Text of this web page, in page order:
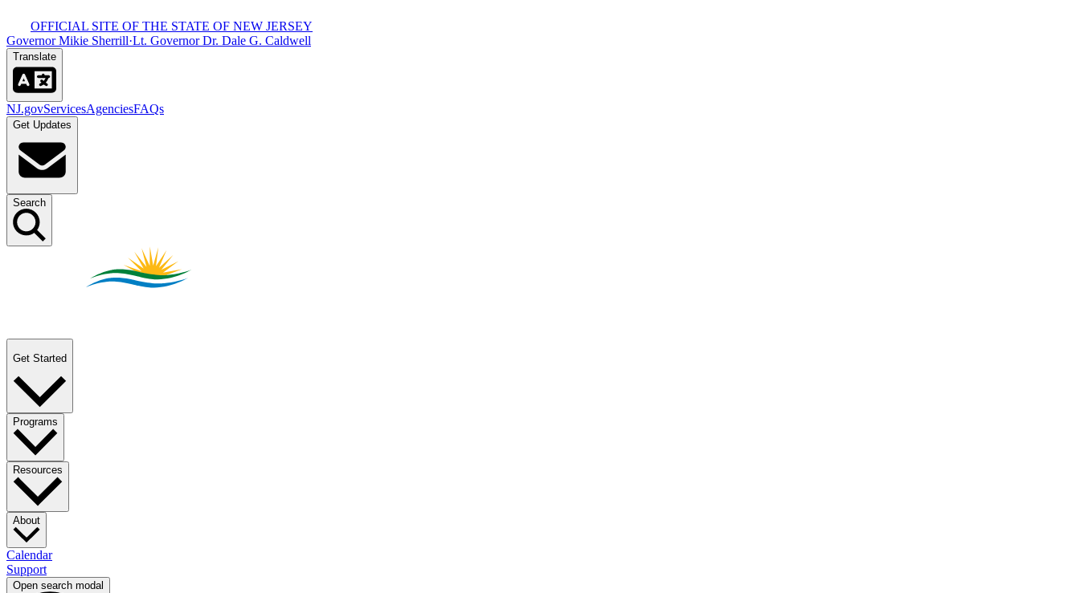
OFFICIAL SITE OF THE STATE OF NEW JERSEY​​​​‌ ‍ ​‍​‍‌‍ ‌ ​‍‌‍‍‌‌‍‌ ‌‍‍‌‌‍ ‍​‍​‍​ ‍‍​‍​‍‌ ​ ‌‍​‌‌‍ ‍‌‍‍‌‌ ‌​‌ ‍‌​‍ ‍‌‍‍‌‌‍ ​‍​‍​‍ ​​‍​‍‌‍‍​‌ ​‍‌‍‌‌‌‍‌‍​‍​‍​ ‍‍​‍​‍‌‍‍​‌ ‌​‌ ‌​‌ ​​​ ‍‍​‍ ​‍ ‌‍ ​‌‍ ‌‍​ ‌‍​‌‌‍ ​‌‍‍​‌‍ ‌ ​ ‌ ‌​​ ‍‍​ ​ ​ ​ ​ ​ ​ ​ ​‍ ‌‍‍‌‌‍ ‍‌ ‌​‌‍‌‌‌‍ ‍‌ ‌​​‍ ‌‍‌‌‌‍‌​‌‍‍‌‌ ‌​​‍ ‌‍ ‌‌‍ ‌‍‌​‌‍‌‌​ ‌‌ ​​‌ ​‍‌‍‌‌‌ ​ ‌‍‌‌‌‍ ‍‌ ‌​‌‍​‌‌ ‌​‌‍‍‌‌‍ ‌‍ ‍​ ‍ ‌‍‍‌‌‍‌​​ ‌‌‍ ‍‌‍‍‍‌​‌ ‌‍ ‌ ‌‍‌​ ​‌‍​‌‌ ‍‌‌‍ ‌ ‌‌‌ ‌​​ ‍ ‌ ‌​‌ ‍‌‌ ​​‌‍‌‌​ ‌‌‍ ‍‌‍‍‍‌‍ ​‌‍​‌‌ ‍‌‌‍ ‌ ‌‌‌ ‌​​ ‍ ‌ ​​‌‍​‌‌ ‌​‌‍‍​​ ‌‌‍‍​‌‍‌‌‌‍​‌‌‍‌​‌‍‌‌‌ ​‍​‍ ‍‌ ​ ‌‍‌‌‌‍​‌‌‍ ​​‍ ‍‌ ‌​‌‍‌‌‌ ‍​‌ ‌​​ ‌‍​‍‌‍​‌‌ ​ ‌‍‌‌‌‌‌‌‌ ​‍‌‍ ​​ ‌‌‍‍​‌ ‌​‌ ‌​‌ ​​​‍‌‌​ ​ ‌​​‌​‍‌‌​ ​‍‌​‌‍​‍‌‌​ ​‍‌​‌‍‌‍ ​‌‍ ‌‍​ ‌‍​‌‌‍ ​‌‍‍​‌‍ ‌ ​ ‌ ‌​​‍‌‌​ ​ ‌​​‌​ ​ ​ ​ ​ ​ ​ ​ ​‍‌‍‌‍‍‌‌‍‌​​ ‌‌‍ ‍‌‍‍‍‌​‌ ‌‍ ‌ ‌‍‌​ ​‌‍​‌‌ ‍‌‌‍ ‌ ‌‌‌ ‌​​‍‌‍‌ ‌​‌ ‍‌‌ ​​‌‍‌‌​ ‌‌‍ ‍‌‍‍‍‌‍ ​‌‍​‌‌ ‍‌‌‍ ‌ ‌‌‌ ‌​​‍‌‍‌ ​​‌‍​‌‌ ‌​‌‍‍​​ ‌‌‍‍​‌‍‌‌‌‍​‌‌‍‌​‌‍‌‌‌ ​‍​‍ ‍‌ ​ ‌‍‌‌‌‍​‌‌‍ ​​‍ ‍‌ ‌​‌‍‌‌‌ ‍​‌ ‌​​‍‌‍‌ ​​‌‍‌‌‌ ​‍‌ ​ ‌ ​​‌‍‌‌‌‍​ ‌ ‌​‌‍‍‌‌ ‌‍‌‍‌‌​ ‌‌ ​​‌ ‌‌‌‍​‍‌‍ ​‌‍‍‌‌ ​ ‌‍‍​‌‍‌‌‌‍‌​​‍​‍‌ ‌
Governor Mikie Sherrill​​​​‌ ‍ ​‍​‍‌‍ ‌ ​‍‌‍‍‌‌‍‌ ‌‍‍‌‌‍ ‍​‍​‍​ ‍‍​‍​‍‌ ​ ‌‍​‌‌‍ ‍‌‍‍‌‌ ‌​‌ ‍‌​‍ ‍‌‍‍‌‌‍ ​‍​‍​‍ ​​‍​‍‌‍‍​‌ ​‍‌‍‌‌‌‍‌‍​‍​‍​ ‍‍​‍​‍‌‍‍​‌ ‌​‌ ‌​‌ ​​​ ‍‍​‍ ​‍ ‌‍ ​‌‍ ‌‍​ ‌‍​‌‌‍ ​‌‍‍​‌‍ ‌ ​ ‌ ‌​​ ‍‍​ ​ ​ ​ ​ ​ ​ ​ ​‍ ‌‍‍‌‌‍ ‍‌ ‌​‌‍‌‌‌‍ ‍‌ ‌​​‍ ‌‍‌‌‌‍‌​‌‍‍‌‌ ‌​​‍ ‌‍ ‌‌‍ ‌‍‌​‌‍‌‌​ ‌‌ ​​‌ ​‍‌‍‌‌‌ ​ ‌‍‌‌‌‍ ‍‌ ‌​‌‍​‌‌ ‌​‌‍‍‌‌‍ ‌‍ ‍​ ‍ ‌‍‍‌‌‍‌​​ ‌‌‍ ‍‌‍‍‍‌​‌ ‌‍ ‌ ‌‍‌​ ​‌‍​‌‌ ‍‌‌‍ ‌ ‌‌‌ ‌​​ ‍ ‌ ‌​‌ ‍‌‌ ​​‌‍‌‌​ ‌‌‍ ‍‌‍‍‍‌‍ ​‌‍​‌‌ ‍‌‌‍ ‌ ‌‌‌ ‌​​ ‍ ‌ ​​‌‍​‌‌ ‌​‌‍‍​​ ‌‌‍‍​‌‍‌‌‌‍​‌‌‍‌​‌‍‌‌‌ ​‍​‍ ‍‌‍ ​‌‍‌‌‌‍​‌‌‍‌​‌‍‌‌‌ ​‍‌ ​ ​‍ ‍‌‍‌ ‌‍ ‌ ‌‍‌‍‌‌‌ ​‍‌‍ ‍‌‍ ‌ ​‍​ ‌‍​‍‌‍​‌‌ ​ ‌‍‌‌‌‌‌‌‌ ​‍‌‍ ​​ ‌‌‍‍​‌ ‌​‌ ‌​‌ ​​​‍‌‌​ ​ ‌​​‌​‍‌‌​ ​‍‌​‌‍​‍‌‌​ ​‍‌​‌‍‌‍ ​‌‍ ‌‍​ ‌‍​‌‌‍ ​‌‍‍​‌‍ ‌ ​ ‌ ‌​​‍‌‌​ ​ ‌​​‌​ ​ ​ ​ ​ ​ ​ ​ ​‍‌‍‌‍‍‌‌‍‌​​ ‌‌‍ ‍‌‍‍‍‌​‌ ‌‍ ‌ ‌‍‌​ ​‌‍​‌‌ ‍‌‌‍ ‌ ‌‌‌ ‌​​‍‌‍‌ ‌​‌ ‍‌‌ ​​‌‍‌‌​ ‌‌‍ ‍‌‍‍‍‌‍ ​‌‍​‌‌ ‍‌‌‍ ‌ ‌‌‌ ‌​​‍‌‍‌ ​​‌‍​‌‌ ‌​‌‍‍​​ ‌‌‍‍​‌‍‌‌‌‍​‌‌‍‌​‌‍‌‌‌ ​‍​‍ ‍‌‍ ​‌‍‌‌‌‍​‌‌‍‌​‌‍‌‌‌ ​‍‌ ​ ​‍ ‍‌‍‌ ‌‍ ‌ ‌‍‌‍‌‌‌ ​‍‌‍ ‍‌‍ ‌ ​‍​‍‌‍‌ ​​‌‍‌‌‌ ​‍‌ ​ ‌ ​​‌‍‌‌‌‍​ ‌ ‌​‌‍‍‌‌ ‌‍‌‍‌‌​ ‌‌ ​​‌ ‌‌‌‍​‍‌‍ ​‌‍‍‌‌ ​ ‌‍‍​‌‍‌‌‌‍‌​​‍​‍‌ ‌·Lt. Governor Dr. Dale G. Caldwell​​​​‌ ‍ ​‍​‍‌‍ ‌ ​‍‌‍‍‌‌‍‌ ‌‍‍‌‌‍ ‍​‍​‍​ ‍‍​‍​‍‌ ​ ‌‍​‌‌‍ ‍‌‍‍‌‌ ‌​‌ ‍‌​‍ ‍‌‍‍‌‌‍ ​‍​‍​‍ ​​‍​‍‌‍‍​‌ ​‍‌‍‌‌‌‍‌‍​‍​‍​ ‍‍​‍​‍‌‍‍​‌ ‌​‌ ‌​‌ ​​​ ‍‍​‍ ​‍ ‌‍ ​‌‍ ‌‍​ ‌‍​‌‌‍ ​‌‍‍​‌‍ ‌ ​ ‌ ‌​​ ‍‍​ ​ ​ ​ ​ ​ ​ ​ ​‍ ‌‍‍‌‌‍ ‍‌ ‌​‌‍‌‌‌‍ ‍‌ ‌​​‍ ‌‍‌‌‌‍‌​‌‍‍‌‌ ‌​​‍ ‌‍ ‌‌‍ ‌‍‌​‌‍‌‌​ ‌‌ ​​‌ ​‍‌‍‌‌‌ ​ ‌‍‌‌‌‍ ‍‌ ‌​‌‍​‌‌ ‌​‌‍‍‌‌‍ ‌‍ ‍​ ‍ ‌‍‍‌‌‍‌​​ ‌‌‍ ‍‌‍‍‍‌​‌ ‌‍ ‌ ‌‍‌​ ​‌‍​‌‌ ‍‌‌‍ ‌ ‌‌‌ ‌​​ ‍ ‌ ‌​‌ ‍‌‌ ​​‌‍‌‌​ ‌‌‍ ‍‌‍‍‍‌‍ ​‌‍​‌‌ ‍‌‌‍ ‌ ‌‌‌ ‌​​ ‍ ‌ ​​‌‍​‌‌ ‌​‌‍‍​​ ‌‌‍‍​‌‍‌‌‌‍​‌‌‍‌​‌‍‌‌‌ ​‍​‍ ‍‌‍ ​‌‍‌‌‌‍​‌‌‍‌​‌‍‌‌‌ ​‍‌ ​ ​‍ ‍‌‍ ​‌ ‌​‌​‌ ‌‍ ‌ ‌‍‌‍‌‌‌ ​‍‌‍ ‍‌‍ ‌ ​‍​ ‌‍​‍‌‍​‌‌ ​ ‌‍‌‌‌‌‌‌‌ ​‍‌‍ ​​ ‌‌‍‍​‌ ‌​‌ ‌​‌ ​​​‍‌‌​ ​ ‌​​‌​‍‌‌​ ​‍‌​‌‍​‍‌‌​ ​‍‌​‌‍‌‍ ​‌‍ ‌‍​ ‌‍​‌‌‍ ​‌‍‍​‌‍ ‌ ​ ‌ ‌​​‍‌‌​ ​ ‌​​‌​ ​ ​ ​ ​ ​ ​ ​ ​‍‌‍‌‍‍‌‌‍‌​​ ‌‌‍ ‍‌‍‍‍‌​‌ ‌‍ ‌ ‌‍‌​ ​‌‍​‌‌ ‍‌‌‍ ‌ ‌‌‌ ‌​​‍‌‍‌ ‌​‌ ‍‌‌ ​​‌‍‌‌​ ‌‌‍ ‍‌‍‍‍‌‍ ​‌‍​‌‌ ‍‌‌‍ ‌ ‌‌‌ ‌​​‍‌‍‌ ​​‌‍​‌‌ ‌​‌‍‍​​ ‌‌‍‍​‌‍‌‌‌‍​‌‌‍‌​‌‍‌‌‌ ​‍​‍ ‍‌‍ ​‌‍‌‌‌‍​‌‌‍‌​‌‍‌‌‌ ​‍‌ ​ ​‍ ‍‌‍ ​‌ ‌​‌​‌ ‌‍ ‌ ‌‍‌‍‌‌‌ ​‍‌‍ ‍‌‍ ‌ ​‍​‍‌‍‌ ​​‌‍‌‌‌ ​‍‌ ​ ‌ ​​‌‍‌‌‌‍​ ‌ ‌​‌‍‍‌‌ ‌‍‌‍‌‌​ ‌‌ ​​‌ ‌‌‌‍​‍‌‍ ​‌‍‍‌‌ ​ ‌‍‍​‌‍‌‌‌‍‌​​‍​‍‌ ‌
Translate​​​​‌ ‍ ​‍​‍‌‍ ‌ ​‍‌‍‍‌‌‍‌ ‌‍‍‌‌‍ ‍​‍​‍​ ‍‍​‍​‍‌ ​ ‌‍​‌‌‍ ‍‌‍‍‌‌ ‌​‌ ‍‌​‍ ‍‌‍‍‌‌‍ ​‍​‍​‍ ​​‍​‍‌‍‍​‌ ​‍‌‍‌‌‌‍‌‍​‍​‍​ ‍‍​‍​‍‌‍‍​‌ ‌​‌ ‌​‌ ​​​ ‍‍​‍ ​‍ ‌‍ ​‌‍ ‌‍​ ‌‍​‌‌‍ ​‌‍‍​‌‍ ‌ ​ ‌ ‌​​ ‍‍​ ​ ​ ​ ​ ​ ​ ​ ​‍ ‌‍‍‌‌‍ ‍‌ ‌​‌‍‌‌‌‍ ‍‌ ‌​​‍ ‌‍‌‌‌‍‌​‌‍‍‌‌ ‌​​‍ ‌‍ ‌‌‍ ‌‍‌​‌‍‌‌​ ‌‌ ​​‌ ​‍‌‍‌‌‌ ​ ‌‍‌‌‌‍ ‍‌ ‌​‌‍​‌‌ ‌​‌‍‍‌‌‍ ‌‍ ‍​ ‍ ‌‍‍‌‌‍‌​​ ‌‌‍ ‍‌‍‍‍‌​‌ ‌‍ ‌ ‌‍‌​ ​‌‍​‌‌ ‍‌‌‍ ‌ ‌‌‌ ‌​​ ‍ ‌ ‌​‌ ‍‌‌ ​​‌‍‌‌​ ‌‌‍ ‍‌‍‍‍‌‍ ​‌‍​‌‌ ‍‌‌‍ ‌ ‌‌‌ ‌​​ ‍ ‌ ​​‌‍​‌‌ ‌​‌‍‍​​ ‌‌‍‍​‌‍‌‌‌‍​‌‌‍‌​‌‍‌‌‌ ​‍​‍ ‍‌ ‌​‌ ​‍‌‍​‌‌‍ ‍‌ ​ ‌‍ ​‌‍​‌‌ ‌​‌‍‍‌‌‍ ‌‍ ‍‌ ​ ​‍ ‍‌‍​‍‌ ‌​‌‍ ‍​ ‌‍​‍‌‍​‌‌ ​ ‌‍‌‌‌‌‌‌‌ ​‍‌‍ ​​ ‌‌‍‍​‌ ‌​‌ ‌​‌ ​​​‍‌‌​ ​ ‌​​‌​‍‌‌​ ​‍‌​‌‍​‍‌‌​ ​‍‌​‌‍‌‍ ​‌‍ ‌‍​ ‌‍​‌‌‍ ​‌‍‍​‌‍ ‌ ​ ‌ ‌​​‍‌‌​ ​ ‌​​‌​ ​ ​ ​ ​ ​ ​ ​ ​‍‌‍‌‍‍‌‌‍‌​​ ‌‌‍ ‍‌‍‍‍‌​‌ ‌‍ ‌ ‌‍‌​ ​‌‍​‌‌ ‍‌‌‍ ‌ ‌‌‌ ‌​​‍‌‍‌ ‌​‌ ‍‌‌ ​​‌‍‌‌​ ‌‌‍ ‍‌‍‍‍‌‍ ​‌‍​‌‌ ‍‌‌‍ ‌ ‌‌‌ ‌​​‍‌‍‌ ​​‌‍​‌‌ ‌​‌‍‍​​ ‌‌‍‍​‌‍‌‌‌‍​‌‌‍‌​‌‍‌‌‌ ​‍​‍ ‍‌ ‌​‌ ​‍‌‍​‌‌‍ ‍‌ ​ ‌‍ ​‌‍​‌‌ ‌​‌‍‍‌‌‍ ‌‍ ‍‌ ​ ​‍ ‍‌‍​‍‌ ‌​‌‍ ‍​‍‌‍‌ ​​‌‍‌‌‌ ​‍‌ ​ ‌ ​​‌‍‌‌‌‍​ ‌ ‌​‌‍‍‌‌ ‌‍‌‍‌‌​ ‌‌ ​​‌ ‌‌‌‍​‍‌‍ ​‌‍‍‌‌ ​ ‌‍‍​‌‍‌‌‌‍‌​​‍​‍‌ ‌
NJ.gov​​​​‌ ‍ ​‍​‍‌‍ ‌ ​‍‌‍‍‌‌‍‌ ‌‍‍‌‌‍ ‍​‍​‍​ ‍‍​‍​‍‌ ​ ‌‍​‌‌‍ ‍‌‍‍‌‌ ‌​‌ ‍‌​‍ ‍‌‍‍‌‌‍ ​‍​‍​‍ ​​‍​‍‌‍‍​‌ ​‍‌‍‌‌‌‍‌‍​‍​‍​ ‍‍​‍​‍‌‍‍​‌ ‌​‌ ‌​‌ ​​​ ‍‍​‍ ​‍ ‌‍ ​‌‍ ‌‍​ ‌‍​‌‌‍ ​‌‍‍​‌‍ ‌ ​ ‌ ‌​​ ‍‍​ ​ ​ ​ ​ ​ ​ ​ ​‍ ‌‍‍‌‌‍ ‍‌ ‌​‌‍‌‌‌‍ ‍‌ ‌​​‍ ‌‍‌‌‌‍‌​‌‍‍‌‌ ‌​​‍ ‌‍ ‌‌‍ ‌‍‌​‌‍‌‌​ ‌‌ ​​‌ ​‍‌‍‌‌‌ ​ ‌‍‌‌‌‍ ‍‌ ‌​‌‍​‌‌ ‌​‌‍‍‌‌‍ ‌‍ ‍​ ‍ ‌‍‍‌‌‍‌​​ ‌‌‍ ‍‌‍‍‍‌​‌ ‌‍ ‌ ‌‍‌​ ​‌‍​‌‌ ‍‌‌‍ ‌ ‌‌‌ ‌​​ ‍ ‌ ‌​‌ ‍‌‌ ​​‌‍‌‌​ ‌‌‍ ‍‌‍‍‍‌‍ ​‌‍​‌‌ ‍‌‌‍ ‌ ‌‌‌ ‌​​ ‍ ‌ ​​‌‍​‌‌ ‌​‌‍‍​​ ‌‌‍‍​‌‍‌‌‌‍​‌‌‍‌​‌‍‌‌‌ ​‍​‍ ‍‌‍ ​‌‍‍‌‌‍ ‍‌‍‍ ‌ ​ ​‍‌‌​ ‌‌‌​​‍‌‌ ‌‍‍ ‌‍‌‌‌ ‍‌​‍‌‌​ ​ ‌​‌​​‍‌‌​ ​ ‌​‌​​‍‌‌​ ​‍​ ​‍​ ​‍‌‍‌‍‌‍​ ‌‍​ ​ ​ ‌‍​‍​ ‍​‌‍‌‌​ ​​​ ​ ‌‍​‍​ ​​​‍‌‌​ ​‍​ ​‍​‍‌‌​ ‌‌‌​‌​​‍ ‍‌ ‌​‌‍‌‌‌ ‍​‌ ‌​​ ‌‍​‍‌‍​‌‌ ​ ‌‍‌‌‌‌‌‌‌ ​‍‌‍ ​​ ‌‌‍‍​‌ ‌​‌ ‌​‌ ​​​‍‌‌​ ​ ‌​​‌​‍‌‌​ ​‍‌​‌‍​‍‌‌​ ​‍‌​‌‍‌‍ ​‌‍ ‌‍​ ‌‍​‌‌‍ ​‌‍‍​‌‍ ‌ ​ ‌ ‌​​‍‌‌​ ​ ‌​​‌​ ​ ​ ​ ​ ​ ​ ​ ​‍‌‍‌‍‍‌‌‍‌​​ ‌‌‍ ‍‌‍‍‍‌​‌ ‌‍ ‌ ‌‍‌​ ​‌‍​‌‌ ‍‌‌‍ ‌ ‌‌‌ ‌​​‍‌‍‌ ‌​‌ ‍‌‌ ​​‌‍‌‌​ ‌‌‍ ‍‌‍‍‍‌‍ ​‌‍​‌‌ ‍‌‌‍ ‌ ‌‌‌ ‌​​‍‌‍‌ ​​‌‍​‌‌ ‌​‌‍‍​​ ‌‌‍‍​‌‍‌‌‌‍​‌‌‍‌​‌‍‌‌‌ ​‍​‍ ‍‌‍ ​‌‍‍‌‌‍ ‍‌‍‍ ‌ ​ ​‍‌‌​ ‌‌‌​​‍‌‌ ‌‍‍ ‌‍‌‌‌ ‍‌​‍‌‌​ ​ ‌​‌​​‍‌‌​ ​ ‌​‌​​‍‌‌​ ​‍​ ​‍​ ​‍‌‍‌‍‌‍​ ‌‍​ ​ ​ ‌‍​‍​ ‍​‌‍‌‌​ ​​​ ​ ‌‍​‍​ ​​​‍‌‌​ ​‍​ ​‍​‍‌‌​ ‌‌‌​‌​​‍ ‍‌ ‌​‌‍‌‌‌ ‍​‌ ‌​​‍‌‍‌ ​​‌‍‌‌‌ ​‍‌ ​ ‌ ​​‌‍‌‌‌‍​ ‌ ‌​‌‍‍‌‌ ‌‍‌‍‌‌​ ‌‌ ​​‌ ‌‌‌‍​‍‌‍ ​‌‍‍‌‌ ​ ‌‍‍​‌‍‌‌‌‍‌​​‍​‍‌ ‌Services​​​​‌ ‍ ​‍​‍‌‍ ‌ ​‍‌‍‍‌‌‍‌ ‌‍‍‌‌‍ ‍​‍​‍​ ‍‍​‍​‍‌ ​ ‌‍​‌‌‍ ‍‌‍‍‌‌ ‌​‌ ‍‌​‍ ‍‌‍‍‌‌‍ ​‍​‍​‍ ​​‍​‍‌‍‍​‌ ​‍‌‍‌‌‌‍‌‍​‍​‍​ ‍‍​‍​‍‌‍‍​‌ ‌​‌ ‌​‌ ​​​ ‍‍​‍ ​‍ ‌‍ ​‌‍ ‌‍​ ‌‍​‌‌‍ ​‌‍‍​‌‍ ‌ ​ ‌ ‌​​ ‍‍​ ​ ​ ​ ​ ​ ​ ​ ​‍ ‌‍‍‌‌‍ ‍‌ ‌​‌‍‌‌‌‍ ‍‌ ‌​​‍ ‌‍‌‌‌‍‌​‌‍‍‌‌ ‌​​‍ ‌‍ ‌‌‍ ‌‍‌​‌‍‌‌​ ‌‌ ​​‌ ​‍‌‍‌‌‌ ​ ‌‍‌‌‌‍ ‍‌ ‌​‌‍​‌‌ ‌​‌‍‍‌‌‍ ‌‍ ‍​ ‍ ‌‍‍‌‌‍‌​​ ‌‌‍ ‍‌‍‍‍‌​‌ ‌‍ ‌ ‌‍‌​ ​‌‍​‌‌ ‍‌‌‍ ‌ ‌‌‌ ‌​​ ‍ ‌ ‌​‌ ‍‌‌ ​​‌‍‌‌​ ‌‌‍ ‍‌‍‍‍‌‍ ​‌‍​‌‌ ‍‌‌‍ ‌ ‌‌‌ ‌​​ ‍ ‌ ​​‌‍​‌‌ ‌​‌‍‍​​ ‌‌‍‍​‌‍‌‌‌‍​‌‌‍‌​‌‍‌‌‌ ​‍​‍ ‍‌‍ ​‌‍‍‌‌‍ ‍‌‍‍ ‌ ​ ​‍‌‌​ ‌‌‌​​‍‌‌ ‌‍‍ ‌‍‌‌‌ ‍‌​‍‌‌​ ​ ‌​‌​​‍‌‌​ ​ ‌​‌​​‍‌‌​ ​‍​ ​‍​ ​‍​ ‍​​ ‌ ​ ‍‌​ ​‍‌‍​ ‌‍​ ‌‍‌‍​ ​ ​ ‌ ​ ‌​​ ‌​​‍‌‌​ ​‍​ ​‍​‍‌‌​ ‌‌‌​‌​​‍ ‍‌ ‌​‌‍‌‌‌ ‍​‌ ‌​​ ‌‍​‍‌‍​‌‌ ​ ‌‍‌‌‌‌‌‌‌ ​‍‌‍ ​​ ‌‌‍‍​‌ ‌​‌ ‌​‌ ​​​‍‌‌​ ​ ‌​​‌​‍‌‌​ ​‍‌​‌‍​‍‌‌​ ​‍‌​‌‍‌‍ ​‌‍ ‌‍​ ‌‍​‌‌‍ ​‌‍‍​‌‍ ‌ ​ ‌ ‌​​‍‌‌​ ​ ‌​​‌​ ​ ​ ​ ​ ​ ​ ​ ​‍‌‍‌‍‍‌‌‍‌​​ ‌‌‍ ‍‌‍‍‍‌​‌ ‌‍ ‌ ‌‍‌​ ​‌‍​‌‌ ‍‌‌‍ ‌ ‌‌‌ ‌​​‍‌‍‌ ‌​‌ ‍‌‌ ​​‌‍‌‌​ ‌‌‍ ‍‌‍‍‍‌‍ ​‌‍​‌‌ ‍‌‌‍ ‌ ‌‌‌ ‌​​‍‌‍‌ ​​‌‍​‌‌ ‌​‌‍‍​​ ‌‌‍‍​‌‍‌‌‌‍​‌‌‍‌​‌‍‌‌‌ ​‍​‍ ‍‌‍ ​‌‍‍‌‌‍ ‍‌‍‍ ‌ ​ ​‍‌‌​ ‌‌‌​​‍‌‌ ‌‍‍ ‌‍‌‌‌ ‍‌​‍‌‌​ ​ ‌​‌​​‍‌‌​ ​ ‌​‌​​‍‌‌​ ​‍​ ​‍​ ​‍​ ‍​​ ‌ ​ ‍‌​ ​‍‌‍​ ‌‍​ ‌‍‌‍​ ​ ​ ‌ ​ ‌​​ ‌​​‍‌‌​ ​‍​ ​‍​‍‌‌​ ‌‌‌​‌​​‍ ‍‌ ‌​‌‍‌‌‌ ‍​‌ ‌​​‍‌‍‌ ​​‌‍‌‌‌ ​‍‌ ​ ‌ ​​‌‍‌‌‌‍​ ‌ ‌​‌‍‍‌‌ ‌‍‌‍‌‌​ ‌‌ ​​‌ ‌‌‌‍​‍‌‍ ​‌‍‍‌‌ ​ ‌‍‍​‌‍‌‌‌‍‌​​‍​‍‌ ‌Agencies​​​​‌ ‍ ​‍​‍‌‍ ‌ ​‍‌‍‍‌‌‍‌ ‌‍‍‌‌‍ ‍​‍​‍​ ‍‍​‍​‍‌ ​ ‌‍​‌‌‍ ‍‌‍‍‌‌ ‌​‌ ‍‌​‍ ‍‌‍‍‌‌‍ ​‍​‍​‍ ​​‍​‍‌‍‍​‌ ​‍‌‍‌‌‌‍‌‍​‍​‍​ ‍‍​‍​‍‌‍‍​‌ ‌​‌ ‌​‌ ​​​ ‍‍​‍ ​‍ ‌‍ ​‌‍ ‌‍​ ‌‍​‌‌‍ ​‌‍‍​‌‍ ‌ ​ ‌ ‌​​ ‍‍​ ​ ​ ​ ​ ​ ​ ​ ​‍ ‌‍‍‌‌‍ ‍‌ ‌​‌‍‌‌‌‍ ‍‌ ‌​​‍ ‌‍‌‌‌‍‌​‌‍‍‌‌ ‌​​‍ ‌‍ ‌‌‍ ‌‍‌​‌‍‌‌​ ‌‌ ​​‌ ​‍‌‍‌‌‌ ​ ‌‍‌‌‌‍ ‍‌ ‌​‌‍​‌‌ ‌​‌‍‍‌‌‍ ‌‍ ‍​ ‍ ‌‍‍‌‌‍‌​​ ‌‌‍ ‍‌‍‍‍‌​‌ ‌‍ ‌ ‌‍‌​ ​‌‍​‌‌ ‍‌‌‍ ‌ ‌‌‌ ‌​​ ‍ ‌ ‌​‌ ‍‌‌ ​​‌‍‌‌​ ‌‌‍ ‍‌‍‍‍‌‍ ​‌‍​‌‌ ‍‌‌‍ ‌ ‌‌‌ ‌​​ ‍ ‌ ​​‌‍​‌‌ ‌​‌‍‍​​ ‌‌‍‍​‌‍‌‌‌‍​‌‌‍‌​‌‍‌‌‌ ​‍​‍ ‍‌‍ ​‌‍‍‌‌‍ ‍‌‍‍ ‌ ​ ​‍‌‌​ ‌‌‌​​‍‌‌ ‌‍‍ ‌‍‌‌‌ ‍‌​‍‌‌​ ​ ‌​‌​​‍‌‌​ ​ ‌​‌​​‍‌‌​ ​‍​ ​‍​ ‌ ‌‍‌​​ ​‌‌‍‌‍​ ​ ​ ​​‌‍​ ‌‍​‍​ ‌ ‌‍‌​​ ‍​​ ​ ​‍‌‌​ ​‍​ ​‍​‍‌‌​ ‌‌‌​‌​​‍ ‍‌ ‌​‌‍‌‌‌ ‍​‌ ‌​​ ‌‍​‍‌‍​‌‌ ​ ‌‍‌‌‌‌‌‌‌ ​‍‌‍ ​​ ‌‌‍‍​‌ ‌​‌ ‌​‌ ​​​‍‌‌​ ​ ‌​​‌​‍‌‌​ ​‍‌​‌‍​‍‌‌​ ​‍‌​‌‍‌‍ ​‌‍ ‌‍​ ‌‍​‌‌‍ ​‌‍‍​‌‍ ‌ ​ ‌ ‌​​‍‌‌​ ​ ‌​​‌​ ​ ​ ​ ​ ​ ​ ​ ​‍‌‍‌‍‍‌‌‍‌​​ ‌‌‍ ‍‌‍‍‍‌​‌ ‌‍ ‌ ‌‍‌​ ​‌‍​‌‌ ‍‌‌‍ ‌ ‌‌‌ ‌​​‍‌‍‌ ‌​‌ ‍‌‌ ​​‌‍‌‌​ ‌‌‍ ‍‌‍‍‍‌‍ ​‌‍​‌‌ ‍‌‌‍ ‌ ‌‌‌ ‌​​‍‌‍‌ ​​‌‍​‌‌ ‌​‌‍‍​​ ‌‌‍‍​‌‍‌‌‌‍​‌‌‍‌​‌‍‌‌‌ ​‍​‍ ‍‌‍ ​‌‍‍‌‌‍ ‍‌‍‍ ‌ ​ ​‍‌‌​ ‌‌‌​​‍‌‌ ‌‍‍ ‌‍‌‌‌ ‍‌​‍‌‌​ ​ ‌​‌​​‍‌‌​ ​ ‌​‌​​‍‌‌​ ​‍​ ​‍​ ‌ ‌‍‌​​ ​‌‌‍‌‍​ ​ ​ ​​‌‍​ ‌‍​‍​ ‌ ‌‍‌​​ ‍​​ ​ ​‍‌‌​ ​‍​ ​‍​‍‌‌​ ‌‌‌​‌​​‍ ‍‌ ‌​‌‍‌‌‌ ‍​‌ ‌​​‍‌‍‌ ​​‌‍‌‌‌ ​‍‌ ​ ‌ ​​‌‍‌‌‌‍​ ‌ ‌​‌‍‍‌‌ ‌‍‌‍‌‌​ ‌‌ ​​‌ ‌‌‌‍​‍‌‍ ​‌‍‍‌‌ ​ ‌‍‍​‌‍‌‌‌‍‌​​‍​‍‌ ‌FAQs​​​​‌ ‍ ​‍​‍‌‍ ‌ ​‍‌‍‍‌‌‍‌ ‌‍‍‌‌‍ ‍​‍​‍​ ‍‍​‍​‍‌ ​ ‌‍​‌‌‍ ‍‌‍‍‌‌ ‌​‌ ‍‌​‍ ‍‌‍‍‌‌‍ ​‍​‍​‍ ​​‍​‍‌‍‍​‌ ​‍‌‍‌‌‌‍‌‍​‍​‍​ ‍‍​‍​‍‌‍‍​‌ ‌​‌ ‌​‌ ​​​ ‍‍​‍ ​‍ ‌‍ ​‌‍ ‌‍​ ‌‍​‌‌‍ ​‌‍‍​‌‍ ‌ ​ ‌ ‌​​ ‍‍​ ​ ​ ​ ​ ​ ​ ​ ​‍ ‌‍‍‌‌‍ ‍‌ ‌​‌‍‌‌‌‍ ‍‌ ‌​​‍ ‌‍‌‌‌‍‌​‌‍‍‌‌ ‌​​‍ ‌‍ ‌‌‍ ‌‍‌​‌‍‌‌​ ‌‌ ​​‌ ​‍‌‍‌‌‌ ​ ‌‍‌‌‌‍ ‍‌ ‌​‌‍​‌‌ ‌​‌‍‍‌‌‍ ‌‍ ‍​ ‍ ‌‍‍‌‌‍‌​​ ‌‌‍ ‍‌‍‍‍‌​‌ ‌‍ ‌ ‌‍‌​ ​‌‍​‌‌ ‍‌‌‍ ‌ ‌‌‌ ‌​​ ‍ ‌ ‌​‌ ‍‌‌ ​​‌‍‌‌​ ‌‌‍ ‍‌‍‍‍‌‍ ​‌‍​‌‌ ‍‌‌‍ ‌ ‌‌‌ ‌​​ ‍ ‌ ​​‌‍​‌‌ ‌​‌‍‍​​ ‌‌‍‍​‌‍‌‌‌‍​‌‌‍‌​‌‍‌‌‌ ​‍​‍ ‍‌‍ ​‌‍‍‌‌‍ ‍‌‍‍ ‌ ​ ​‍‌‌​ ‌‌‌​​‍‌‌ ‌‍‍ ‌‍‌‌‌ ‍‌​‍‌‌​ ​ ‌​‌​​‍‌‌​ ​ ‌​‌​​‍‌‌​ ​‍​ ​‍‌‍​ ​ ‌‍​ ‍​‌‍​ ‌‍​‍​ ​‌​ ​​​ ‌‌‌‍​ ​ ‌‌​ ​‌‌‍​‍​‍‌‌​ ​‍​ ​‍​‍‌‌​ ‌‌‌​‌​​‍ ‍‌ ‌​‌‍‌‌‌ ‍​‌ ‌​​ ‌‍​‍‌‍​‌‌ ​ ‌‍‌‌‌‌‌‌‌ ​‍‌‍ ​​ ‌‌‍‍​‌ ‌​‌ ‌​‌ ​​​‍‌‌​ ​ ‌​​‌​‍‌‌​ ​‍‌​‌‍​‍‌‌​ ​‍‌​‌‍‌‍ ​‌‍ ‌‍​ ‌‍​‌‌‍ ​‌‍‍​‌‍ ‌ ​ ‌ ‌​​‍‌‌​ ​ ‌​​‌​ ​ ​ ​ ​ ​ ​ ​ ​‍‌‍‌‍‍‌‌‍‌​​ ‌‌‍ ‍‌‍‍‍‌​‌ ‌‍ ‌ ‌‍‌​ ​‌‍​‌‌ ‍‌‌‍ ‌ ‌‌‌ ‌​​‍‌‍‌ ‌​‌ ‍‌‌ ​​‌‍‌‌​ ‌‌‍ ‍‌‍‍‍‌‍ ​‌‍​‌‌ ‍‌‌‍ ‌ ‌‌‌ ‌​​‍‌‍‌ ​​‌‍​‌‌ ‌​‌‍‍​​ ‌‌‍‍​‌‍‌‌‌‍​‌‌‍‌​‌‍‌‌‌ ​‍​‍ ‍‌‍ ​‌‍‍‌‌‍ ‍‌‍‍ ‌ ​ ​‍‌‌​ ‌‌‌​​‍‌‌ ‌‍‍ ‌‍‌‌‌ ‍‌​‍‌‌​ ​ ‌​‌​​‍‌‌​ ​ ‌​‌​​‍‌‌​ ​‍​ ​‍‌‍​ ​ ‌‍​ ‍​‌‍​ ‌‍​‍​ ​‌​ ​​​ ‌‌‌‍​ ​ ‌‌​ ​‌‌‍​‍​‍‌‌​ ​‍​ ​‍​‍‌‌​ ‌‌‌​‌​​‍ ‍‌ ‌​‌‍‌‌‌ ‍​‌ ‌​​‍‌‍‌ ​​‌‍‌‌‌ ​‍‌ ​ ‌ ​​‌‍‌‌‌‍​ ‌ ‌​‌‍‍‌‌ ‌‍‌‍‌‌​ ‌‌ ​​‌ ‌‌‌‍​‍‌‍ ​‌‍‍‌‌ ​ ‌‍‍​‌‍‌‌‌‍‌​​‍​‍‌ ‌
Get Updates​​​​‌ ‍ ​‍​‍‌‍ ‌ ​‍‌‍‍‌‌‍‌ ‌‍‍‌‌‍ ‍​‍​‍​ ‍‍​‍​‍‌ ​ ‌‍​‌‌‍ ‍‌‍‍‌‌ ‌​‌ ‍‌​‍ ‍‌‍‍‌‌‍ ​‍​‍​‍ ​​‍​‍‌‍‍​‌ ​‍‌‍‌‌‌‍‌‍​‍​‍​ ‍‍​‍​‍‌‍‍​‌ ‌​‌ ‌​‌ ​​​ ‍‍​‍ ​‍ ‌‍ ​‌‍ ‌‍​ ‌‍​‌‌‍ ​‌‍‍​‌‍ ‌ ​ ‌ ‌​​ ‍‍​ ​ ​ ​ ​ ​ ​ ​ ​‍ ‌‍‍‌‌‍ ‍‌ ‌​‌‍‌‌‌‍ ‍‌ ‌​​‍ ‌‍‌‌‌‍‌​‌‍‍‌‌ ‌​​‍ ‌‍ ‌‌‍ ‌‍‌​‌‍‌‌​ ‌‌ ​​‌ ​‍‌‍‌‌‌ ​ ‌‍‌‌‌‍ ‍‌ ‌​‌‍​‌‌ ‌​‌‍‍‌‌‍ ‌‍ ‍​ ‍ ‌‍‍‌‌‍‌​​ ‌‌‍ ‍‌‍‍‍‌​‌ ‌‍ ‌ ‌‍‌​ ​‌‍​‌‌ ‍‌‌‍ ‌ ‌‌‌ ‌​​ ‍ ‌ ‌​‌ ‍‌‌ ​​‌‍‌‌​ ‌‌‍ ‍‌‍‍‍‌‍ ​‌‍​‌‌ ‍‌‌‍ ‌ ‌‌‌ ‌​​ ‍ ‌ ​​‌‍​‌‌ ‌​‌‍‍​​ ‌‌‍‍​‌‍‌‌‌‍​‌‌‍‌​‌‍‌‌‌ ​‍​‍ ‍‌‍ ‍‌‍‌‌‌ ‌ ‌ ​ ‌‍ ​‌‍‌‌‌ ‌​‌ ‌​‌‍‌‌‌ ​‍​‍ ‍‌‍​‍‌ ‌​‌‍ ‍​ ‌‍​‍‌‍​‌‌ ​ ‌‍‌‌‌‌‌‌‌ ​‍‌‍ ​​ ‌‌‍‍​‌ ‌​‌ ‌​‌ ​​​‍‌‌​ ​ ‌​​‌​‍‌‌​ ​‍‌​‌‍​‍‌‌​ ​‍‌​‌‍‌‍ ​‌‍ ‌‍​ ‌‍​‌‌‍ ​‌‍‍​‌‍ ‌ ​ ‌ ‌​​‍‌‌​ ​ ‌​​‌​ ​ ​ ​ ​ ​ ​ ​ ​‍‌‍‌‍‍‌‌‍‌​​ ‌‌‍ ‍‌‍‍‍‌​‌ ‌‍ ‌ ‌‍‌​ ​‌‍​‌‌ ‍‌‌‍ ‌ ‌‌‌ ‌​​‍‌‍‌ ‌​‌ ‍‌‌ ​​‌‍‌‌​ ‌‌‍ ‍‌‍‍‍‌‍ ​‌‍​‌‌ ‍‌‌‍ ‌ ‌‌‌ ‌​​‍‌‍‌ ​​‌‍​‌‌ ‌​‌‍‍​​ ‌‌‍‍​‌‍‌‌‌‍​‌‌‍‌​‌‍‌‌‌ ​‍​‍ ‍‌‍ ‍‌‍‌‌‌ ‌ ‌ ​ ‌‍ ​‌‍‌‌‌ ‌​‌ ‌​‌‍‌‌‌ ​‍​‍ ‍‌‍​‍‌ ‌​‌‍ ‍​‍‌‍‌ ​​‌‍‌‌‌ ​‍‌ ​ ‌ ​​‌‍‌‌‌‍​ ‌ ‌​‌‍‍‌‌ ‌‍‌‍‌‌​ ‌‌ ​​‌ ‌‌‌‍​‍‌‍ ​‌‍‍‌‌ ​ ‌‍‍​‌‍‌‌‌‍‌​​‍​‍‌ ‌
Search​​​​‌ ‍ ​‍​‍‌‍ ‌ ​‍‌‍‍‌‌‍‌ ‌‍‍‌‌‍ ‍​‍​‍​ ‍‍​‍​‍‌ ​ ‌‍​‌‌‍ ‍‌‍‍‌‌ ‌​‌ ‍‌​‍ ‍‌‍‍‌‌‍ ​‍​‍​‍ ​​‍​‍‌‍‍​‌ ​‍‌‍‌‌‌‍‌‍​‍​‍​ ‍‍​‍​‍‌‍‍​‌ ‌​‌ ‌​‌ ​​​ ‍‍​‍ ​‍ ‌‍ ​‌‍ ‌‍​ ‌‍​‌‌‍ ​‌‍‍​‌‍ ‌ ​ ‌ ‌​​ ‍‍​ ​ ​ ​ ​ ​ ​ ​ ​‍ ‌‍‍‌‌‍ ‍‌ ‌​‌‍‌‌‌‍ ‍‌ ‌​​‍ ‌‍‌‌‌‍‌​‌‍‍‌‌ ‌​​‍ ‌‍ ‌‌‍ ‌‍‌​‌‍‌‌​ ‌‌ ​​‌ ​‍‌‍‌‌‌ ​ ‌‍‌‌‌‍ ‍‌ ‌​‌‍​‌‌ ‌​‌‍‍‌‌‍ ‌‍ ‍​ ‍ ‌‍‍‌‌‍‌​​ ‌‌‍ ‍‌‍‍‍‌​‌ ‌‍ ‌ ‌‍‌​ ​‌‍​‌‌ ‍‌‌‍ ‌ ‌‌‌ ‌​​ ‍ ‌ ‌​‌ ‍‌‌ ​​‌‍‌‌​ ‌‌‍ ‍‌‍‍‍‌‍ ​‌‍​‌‌ ‍‌‌‍ ‌ ‌‌‌ ‌​​ ‍ ‌ ​​‌‍​‌‌ ‌​‌‍‍​​ ‌‌‍‍​‌‍‌‌‌‍​‌‌‍‌​‌‍‌‌‌ ​‍​‍ ‍‌ ​ ‌‍‌‌‌‍​‌‌ ​‍‌‍​ ‌‍‍​​‍ ‍‌‍​‍‌ ‌​‌‍ ‍​ ‌‍​‍‌‍​‌‌ ​ ‌‍‌‌‌‌‌‌‌ ​‍‌‍ ​​ ‌‌‍‍​‌ ‌​‌ ‌​‌ ​​​‍‌‌​ ​ ‌​​‌​‍‌‌​ ​‍‌​‌‍​‍‌‌​ ​‍‌​‌‍‌‍ ​‌‍ ‌‍​ ‌‍​‌‌‍ ​‌‍‍​‌‍ ‌ ​ ‌ ‌​​‍‌‌​ ​ ‌​​‌​ ​ ​ ​ ​ ​ ​ ​ ​‍‌‍‌‍‍‌‌‍‌​​ ‌‌‍ ‍‌‍‍‍‌​‌ ‌‍ ‌ ‌‍‌​ ​‌‍​‌‌ ‍‌‌‍ ‌ ‌‌‌ ‌​​‍‌‍‌ ‌​‌ ‍‌‌ ​​‌‍‌‌​ ‌‌‍ ‍‌‍‍‍‌‍ ​‌‍​‌‌ ‍‌‌‍ ‌ ‌‌‌ ‌​​‍‌‍‌ ​​‌‍​‌‌ ‌​‌‍‍​​ ‌‌‍‍​‌‍‌‌‌‍​‌‌‍‌​‌‍‌‌‌ ​‍​‍ ‍‌ ​ ‌‍‌‌‌‍​‌‌ ​‍‌‍​ ‌‍‍​​‍ ‍‌‍​‍‌ ‌​‌‍ ‍​‍‌‍‌ ​​‌‍‌‌‌ ​‍‌ ​ ‌ ​​‌‍‌‌‌‍​ ‌ ‌​‌‍‍‌‌ ‌‍‌‍‌‌​ ‌‌ ​​‌ ‌‌‌‍​‍‌‍ ​‌‍‍‌‌ ​ ‌‍‍​‌‍‌‌‌‍‌​​‍​‍‌ ‌
Get Started​​​​‌ ‍ ​‍​‍‌‍ ‌ ​‍‌‍‍‌‌‍‌ ‌‍‍‌‌‍ ‍​‍​‍​ ‍‍​‍​‍‌ ​ ‌‍​‌‌‍ ‍‌‍‍‌‌ ‌​‌ ‍‌​‍ ‍‌‍‍‌‌‍ ​‍​‍​‍ ​​‍​‍‌‍‍​‌ ​‍‌‍‌‌‌‍‌‍​‍​‍​ ‍‍​‍​‍‌‍‍​‌ ‌​‌ ‌​‌ ​​​ ‍‍​‍ ​‍ ‌‍ ​‌‍ ‌‍​ ‌‍​‌‌‍ ​‌‍‍​‌‍ ‌ ​ ‌ ‌​​ ‍‍​ ​ ​ ​ ​ ​ ​ ​ ​‍ ‌‍‍‌‌‍ ‍‌ ‌​‌‍‌‌‌‍ ‍‌ ‌​​‍ ‌‍‌‌‌‍‌​‌‍‍‌‌ ‌​​‍ ‌‍ ‌‌‍ ‌‍‌​‌‍‌‌​ ‌‌ ​​‌ ​‍‌‍‌‌‌ ​ ‌‍‌‌‌‍ ‍‌ ‌​‌‍​‌‌ ‌​‌‍‍‌‌‍ ‌‍ ‍​ ‍ ‌‍‍‌‌‍‌​​ ‌‌ ​ ‌‍‍‌‌ ‌​‌‍‌‌‌​‍​‌‍‌‌‌‍​‌‌‍‌​‌‍‌‌‌ ​‍​ ‍ ‌ ‌​‌ ‍‌‌ ​​‌‍‌‌​ ‌‌‍‍​‌‍‌‌‌‍​‌‌‍‌​‌‍‌‌‌ ​‍​ ‍ ‌ ​​‌‍​‌‌ ‌​‌‍‍​​ ‌‌‍‌ ‌‍‌‌‌ ‌​‌‌​ ‌ ‌​‌‍​‌‌ ​‍‌ ‌​‌‍‌‌‌‍‌​‌​ ‌‌‍‌‌‌‍ ‍‌ ‌‌​‍ ‍‌‍​‍‌ ‌​‌‍ ‍‌‌‌​‌‍‌‌‌ ‍​‌ ‌​​ ‌‍​‍‌‍​‌‌ ​ ‌‍‌‌‌‌‌‌‌ ​‍‌‍ ​​ ‌‌‍‍​‌ ‌​‌ ‌​‌ ​​​‍‌‌​ ​ ‌​​‌​‍‌‌​ ​‍‌​‌‍​‍‌‌​ ​‍‌​‌‍‌‍ ​‌‍ ‌‍​ ‌‍​‌‌‍ ​‌‍‍​‌‍ ‌ ​ ‌ ‌​​‍‌‌​ ​ ‌​​‌​ ​ ​ ​ ​ ​ ​ ​ ​‍‌‍‌‍‍‌‌‍‌​​ ‌‌ ​ ‌‍‍‌‌ ‌​‌‍‌‌‌​‍​‌‍‌‌‌‍​‌‌‍‌​‌‍‌‌‌ ​‍​‍‌‍‌ ‌​‌ ‍‌‌ ​​‌‍‌‌​ ‌‌‍‍​‌‍‌‌‌‍​‌‌‍‌​‌‍‌‌‌ ​‍​‍‌‍‌ ​​‌‍​‌‌ ‌​‌‍‍​​ ‌‌‍‌ ‌‍‌‌‌ ‌​‌‌​ ‌ ‌​‌‍​‌‌ ​‍‌ ‌​‌‍‌‌‌‍‌​‌​ ‌‌‍‌‌‌‍ ‍‌ ‌‌​‍ ‍‌‍​‍‌ ‌​‌‍ ‍‌‌‌​‌‍‌‌‌ ‍​‌ ‌​​‍‌‍‌ ​​‌‍‌‌‌ ​‍‌ ​ ‌ ​​‌‍‌‌‌‍​ ‌ ‌​‌‍‍‌‌ ‌‍‌‍‌‌​ ‌‌ ​​‌ ‌‌‌‍​‍‌‍ ​‌‍‍‌‌ ​ ‌‍‍​‌‍‌‌‌‍‌​​‍​‍‌ ‌
Programs​​​​‌ ‍ ​‍​‍‌‍ ‌ ​‍‌‍‍‌‌‍‌ ‌‍‍‌‌‍ ‍​‍​‍​ ‍‍​‍​‍‌ ​ ‌‍​‌‌‍ ‍‌‍‍‌‌ ‌​‌ ‍‌​‍ ‍‌‍‍‌‌‍ ​‍​‍​‍ ​​‍​‍‌‍‍​‌ ​‍‌‍‌‌‌‍‌‍​‍​‍​ ‍‍​‍​‍‌‍‍​‌ ‌​‌ ‌​‌ ​​​ ‍‍​‍ ​‍ ‌‍ ​‌‍ ‌‍​ ‌‍​‌‌‍ ​‌‍‍​‌‍ ‌ ​ ‌ ‌​​ ‍‍​ ​ ​ ​ ​ ​ ​ ​ ​‍ ‌‍‍‌‌‍ ‍‌ ‌​‌‍‌‌‌‍ ‍‌ ‌​​‍ ‌‍‌‌‌‍‌​‌‍‍‌‌ ‌​​‍ ‌‍ ‌‌‍ ‌‍‌​‌‍‌‌​ ‌‌ ​​‌ ​‍‌‍‌‌‌ ​ ‌‍‌‌‌‍ ‍‌ ‌​‌‍​‌‌ ‌​‌‍‍‌‌‍ ‌‍ ‍​ ‍ ‌‍‍‌‌‍‌​​ ‌‌ ​ ‌‍‍‌‌ ‌​‌‍‌‌‌​‍​‌‍‌‌‌‍​‌‌‍‌​‌‍‌‌‌ ​‍​ ‍ ‌ ‌​‌ ‍‌‌ ​​‌‍‌‌​ ‌‌‍‍​‌‍‌‌‌‍​‌‌‍‌​‌‍‌‌‌ ​‍​ ‍ ‌ ​​‌‍​‌‌ ‌​‌‍‍​​ ‌‌‍ ​‌‍‌‌‌‍‌‍‌ ‌​‌​ ‌‌‍‌‌‌‍ ‍‌ ‌‌‌ ​ ​‍‌‌​ ‌‌‌​​‍‌‌ ‌‍‍ ‌‍‌‌‌ ‍‌​‍‌‌​ ​ ‌​‌​​‍‌‌​ ​ ‌​‌​​‍‌‌​ ​‍​ ​‍​ ​ ‌‍‌​​ ‌​​ ​‌‌‍‌‌​ ‌​​ ​​​ ‌​‌‍‌‌‌‍‌​​ ​​​ ​​​‍‌‌​ ​‍​ ​‍​‍‌‌​ ‌‌‌​‌​​‍ ‍‌ ‌​‌‍‌‌‌ ‍​‌ ‌​​ ‌‍​‍‌‍​‌‌ ​ ‌‍‌‌‌‌‌‌‌ ​‍‌‍ ​​ ‌‌‍‍​‌ ‌​‌ ‌​‌ ​​​‍‌‌​ ​ ‌​​‌​‍‌‌​ ​‍‌​‌‍​‍‌‌​ ​‍‌​‌‍‌‍ ​‌‍ ‌‍​ ‌‍​‌‌‍ ​‌‍‍​‌‍ ‌ ​ ‌ ‌​​‍‌‌​ ​ ‌​​‌​ ​ ​ ​ ​ ​ ​ ​ ​‍‌‍‌‍‍‌‌‍‌​​ ‌‌ ​ ‌‍‍‌‌ ‌​‌‍‌‌‌​‍​‌‍‌‌‌‍​‌‌‍‌​‌‍‌‌‌ ​‍​‍‌‍‌ ‌​‌ ‍‌‌ ​​‌‍‌‌​ ‌‌‍‍​‌‍‌‌‌‍​‌‌‍‌​‌‍‌‌‌ ​‍​‍‌‍‌ ​​‌‍​‌‌ ‌​‌‍‍​​ ‌‌‍ ​‌‍‌‌‌‍‌‍‌ ‌​‌​ ‌‌‍‌‌‌‍ ‍‌ ‌‌‌ ​ ​‍‌‌​ ‌‌‌​​‍‌‌ ‌‍‍ ‌‍‌‌‌ ‍‌​‍‌‌​ ​ ‌​‌​​‍‌‌​ ​ ‌​‌​​‍‌‌​ ​‍​ ​‍​ ​ ‌‍‌​​ ‌​​ ​‌‌‍‌‌​ ‌​​ ​​​ ‌​‌‍‌‌‌‍‌​​ ​​​ ​​​‍‌‌​ ​‍​ ​‍​‍‌‌​ ‌‌‌​‌​​‍ ‍‌ ‌​‌‍‌‌‌ ‍​‌ ‌​​‍‌‍‌ ​​‌‍‌‌‌ ​‍‌ ​ ‌ ​​‌‍‌‌‌‍​ ‌ ‌​‌‍‍‌‌ ‌‍‌‍‌‌​ ‌‌ ​​‌ ‌‌‌‍​‍‌‍ ​‌‍‍‌‌ ​ ‌‍‍​‌‍‌‌‌‍‌​​‍​‍‌ ‌
Resources​​​​‌ ‍ ​‍​‍‌‍ ‌ ​‍‌‍‍‌‌‍‌ ‌‍‍‌‌‍ ‍​‍​‍​ ‍‍​‍​‍‌ ​ ‌‍​‌‌‍ ‍‌‍‍‌‌ ‌​‌ ‍‌​‍ ‍‌‍‍‌‌‍ ​‍​‍​‍ ​​‍​‍‌‍‍​‌ ​‍‌‍‌‌‌‍‌‍​‍​‍​ ‍‍​‍​‍‌‍‍​‌ ‌​‌ ‌​‌ ​​​ ‍‍​‍ ​‍ ‌‍ ​‌‍ ‌‍​ ‌‍​‌‌‍ ​‌‍‍​‌‍ ‌ ​ ‌ ‌​​ ‍‍​ ​ ​ ​ ​ ​ ​ ​ ​‍ ‌‍‍‌‌‍ ‍‌ ‌​‌‍‌‌‌‍ ‍‌ ‌​​‍ ‌‍‌‌‌‍‌​‌‍‍‌‌ ‌​​‍ ‌‍ ‌‌‍ ‌‍‌​‌‍‌‌​ ‌‌ ​​‌ ​‍‌‍‌‌‌ ​ ‌‍‌‌‌‍ ‍‌ ‌​‌‍​‌‌ ‌​‌‍‍‌‌‍ ‌‍ ‍​ ‍ ‌‍‍‌‌‍‌​​ ‌‌ ​ ‌‍‍‌‌ ‌​‌‍‌‌‌​‍​‌‍‌‌‌‍​‌‌‍‌​‌‍‌‌‌ ​‍​ ‍ ‌ ‌​‌ ‍‌‌ ​​‌‍‌‌​ ‌‌‍‍​‌‍‌‌‌‍​‌‌‍‌​‌‍‌‌‌ ​‍​ ‍ ‌ ​​‌‍​‌‌ ‌​‌‍‍​​ ‌‌‍ ​‌‍‌‌‌‍‌‍‌ ‌​‌​ ‌‌‍‌‌‌‍ ‍‌ ‌‌‌ ​ ​‍‌‌​ ‌‌‌​​‍‌‌ ‌‍‍ ‌‍‌‌‌ ‍‌​‍‌‌​ ​ ‌​‌​​‍‌‌​ ​ ‌​‌​​‍‌‌​ ​‍​ ​‍‌‍‌‍‌‍‌‍​ ‌​​ ‌‌‌‍‌‌​ ​ ‌‍‌‌‌‍​‌‌‍​ ​ ‍‌‌‍​ ​ ‍‌​‍‌‌​ ​‍​ ​‍​‍‌‌​ ‌‌‌​‌​​‍ ‍‌ ‌​‌‍‌‌‌ ‍​‌ ‌​​ ‌‍​‍‌‍​‌‌ ​ ‌‍‌‌‌‌‌‌‌ ​‍‌‍ ​​ ‌‌‍‍​‌ ‌​‌ ‌​‌ ​​​‍‌‌​ ​ ‌​​‌​‍‌‌​ ​‍‌​‌‍​‍‌‌​ ​‍‌​‌‍‌‍ ​‌‍ ‌‍​ ‌‍​‌‌‍ ​‌‍‍​‌‍ ‌ ​ ‌ ‌​​‍‌‌​ ​ ‌​​‌​ ​ ​ ​ ​ ​ ​ ​ ​‍‌‍‌‍‍‌‌‍‌​​ ‌‌ ​ ‌‍‍‌‌ ‌​‌‍‌‌‌​‍​‌‍‌‌‌‍​‌‌‍‌​‌‍‌‌‌ ​‍​‍‌‍‌ ‌​‌ ‍‌‌ ​​‌‍‌‌​ ‌‌‍‍​‌‍‌‌‌‍​‌‌‍‌​‌‍‌‌‌ ​‍​‍‌‍‌ ​​‌‍​‌‌ ‌​‌‍‍​​ ‌‌‍ ​‌‍‌‌‌‍‌‍‌ ‌​‌​ ‌‌‍‌‌‌‍ ‍‌ ‌‌‌ ​ ​‍‌‌​ ‌‌‌​​‍‌‌ ‌‍‍ ‌‍‌‌‌ ‍‌​‍‌‌​ ​ ‌​‌​​‍‌‌​ ​ ‌​‌​​‍‌‌​ ​‍​ ​‍‌‍‌‍‌‍‌‍​ ‌​​ ‌‌‌‍‌‌​ ​ ‌‍‌‌‌‍​‌‌‍​ ​ ‍‌‌‍​ ​ ‍‌​‍‌‌​ ​‍​ ​‍​‍‌‌​ ‌‌‌​‌​​‍ ‍‌ ‌​‌‍‌‌‌ ‍​‌ ‌​​‍‌‍‌ ​​‌‍‌‌‌ ​‍‌ ​ ‌ ​​‌‍‌‌‌‍​ ‌ ‌​‌‍‍‌‌ ‌‍‌‍‌‌​ ‌‌ ​​‌ ‌‌‌‍​‍‌‍ ​‌‍‍‌‌ ​ ‌‍‍​‌‍‌‌‌‍‌​​‍​‍‌ ‌
About​​​​‌ ‍ ​‍​‍‌‍ ‌ ​‍‌‍‍‌‌‍‌ ‌‍‍‌‌‍ ‍​‍​‍​ ‍‍​‍​‍‌ ​ ‌‍​‌‌‍ ‍‌‍‍‌‌ ‌​‌ ‍‌​‍ ‍‌‍‍‌‌‍ ​‍​‍​‍ ​​‍​‍‌‍‍​‌ ​‍‌‍‌‌‌‍‌‍​‍​‍​ ‍‍​‍​‍‌‍‍​‌ ‌​‌ ‌​‌ ​​​ ‍‍​‍ ​‍ ‌‍ ​‌‍ ‌‍​ ‌‍​‌‌‍ ​‌‍‍​‌‍ ‌ ​ ‌ ‌​​ ‍‍​ ​ ​ ​ ​ ​ ​ ​ ​‍ ‌‍‍‌‌‍ ‍‌ ‌​‌‍‌‌‌‍ ‍‌ ‌​​‍ ‌‍‌‌‌‍‌​‌‍‍‌‌ ‌​​‍ ‌‍ ‌‌‍ ‌‍‌​‌‍‌‌​ ‌‌ ​​‌ ​‍‌‍‌‌‌ ​ ‌‍‌‌‌‍ ‍‌ ‌​‌‍​‌‌ ‌​‌‍‍‌‌‍ ‌‍ ‍​ ‍ ‌‍‍‌‌‍‌​​ ‌‌ ​ ‌‍‍‌‌ ‌​‌‍‌‌‌​‍​‌‍‌‌‌‍​‌‌‍‌​‌‍‌‌‌ ​‍​ ‍ ‌ ‌​‌ ‍‌‌ ​​‌‍‌‌​ ‌‌‍‍​‌‍‌‌‌‍​‌‌‍‌​‌‍‌‌‌ ​‍​ ‍ ‌ ​​‌‍​‌‌ ‌​‌‍‍​​ ‌‌ ​‍‌‍‍‌‌‍‌ ‌‍‍​‌ ‌​‌​ ‌‌‍‌‌‌‍ ‍‌ ‌‌‌ ​ ​‍‌‌​ ‌‌‌​​‍‌‌ ‌‍‍ ‌‍‌‌‌ ‍‌​‍‌‌​ ​ ‌​‌​​‍‌‌​ ​ ‌​‌​​‍‌‌​ ​‍​ ​‍​ ​‌​ ‌​​ ​ ‌‍​ ​ ‌‍‌‍​ ​ ‌ ​ ‌ ‌‍​‌‌‍‌‍​ ‌‍‌‍‌​​‍‌‌​ ​‍​ ​‍​‍‌‌​ ‌‌‌​‌​​‍ ‍‌ ‌​‌‍‌‌‌ ‍​‌ ‌​​ ‌‍​‍‌‍​‌‌ ​ ‌‍‌‌‌‌‌‌‌ ​‍‌‍ ​​ ‌‌‍‍​‌ ‌​‌ ‌​‌ ​​​‍‌‌​ ​ ‌​​‌​‍‌‌​ ​‍‌​‌‍​‍‌‌​ ​‍‌​‌‍‌‍ ​‌‍ ‌‍​ ‌‍​‌‌‍ ​‌‍‍​‌‍ ‌ ​ ‌ ‌​​‍‌‌​ ​ ‌​​‌​ ​ ​ ​ ​ ​ ​ ​ ​‍‌‍‌‍‍‌‌‍‌​​ ‌‌ ​ ‌‍‍‌‌ ‌​‌‍‌‌‌​‍​‌‍‌‌‌‍​‌‌‍‌​‌‍‌‌‌ ​‍​‍‌‍‌ ‌​‌ ‍‌‌ ​​‌‍‌‌​ ‌‌‍‍​‌‍‌‌‌‍​‌‌‍‌​‌‍‌‌‌ ​‍​‍‌‍‌ ​​‌‍​‌‌ ‌​‌‍‍​​ ‌‌ ​‍‌‍‍‌‌‍‌ ‌‍‍​‌ ‌​‌​ ‌‌‍‌‌‌‍ ‍‌ ‌‌‌ ​ ​‍‌‌​ ‌‌‌​​‍‌‌ ‌‍‍ ‌‍‌‌‌ ‍‌​‍‌‌​ ​ ‌​‌​​‍‌‌​ ​ ‌​‌​​‍‌‌​ ​‍​ ​‍​ ​‌​ ‌​​ ​ ‌‍​ ​ ‌‍‌‍​ ​ ‌ ​ ‌ ‌‍​‌‌‍‌‍​ ‌‍‌‍‌​​‍‌‌​ ​‍​ ​‍​‍‌‌​ ‌‌‌​‌​​‍ ‍‌ ‌​‌‍‌‌‌ ‍​‌ ‌​​‍‌‍‌ ​​‌‍‌‌‌ ​‍‌ ​ ‌ ​​‌‍‌‌‌‍​ ‌ ‌​‌‍‍‌‌ ‌‍‌‍‌‌​ ‌‌ ​​‌ ‌‌‌‍​‍‌‍ ​‌‍‍‌‌ ​ ‌‍‍​‌‍‌‌‌‍‌​​‍​‍‌ ‌
Calendar​​​​‌ ‍ ​‍​‍‌‍ ‌ ​‍‌‍‍‌‌‍‌ ‌‍‍‌‌‍ ‍​‍​‍​ ‍‍​‍​‍‌ ​ ‌‍​‌‌‍ ‍‌‍‍‌‌ ‌​‌ ‍‌​‍ ‍‌‍‍‌‌‍ ​‍​‍​‍ ​​‍​‍‌‍‍​‌ ​‍‌‍‌‌‌‍‌‍​‍​‍​ ‍‍​‍​‍‌‍‍​‌ ‌​‌ ‌​‌ ​​​ ‍‍​‍ ​‍ ‌‍ ​‌‍ ‌‍​ ‌‍​‌‌‍ ​‌‍‍​‌‍ ‌ ​ ‌ ‌​​ ‍‍​ ​ ​ ​ ​ ​ ​ ​ ​‍ ‌‍‍‌‌‍ ‍‌ ‌​‌‍‌‌‌‍ ‍‌ ‌​​‍ ‌‍‌‌‌‍‌​‌‍‍‌‌ ‌​​‍ ‌‍ ‌‌‍ ‌‍‌​‌‍‌‌​ ‌‌ ​​‌ ​‍‌‍‌‌‌ ​ ‌‍‌‌‌‍ ‍‌ ‌​‌‍​‌‌ ‌​‌‍‍‌‌‍ ‌‍ ‍​ ‍ ‌‍‍‌‌‍‌​​ ‌‌ ​ ‌‍‍‌‌ ‌​‌‍‌‌‌​‍​‌‍‌‌‌‍​‌‌‍‌​‌‍‌‌‌ ​‍​ ‍ ‌ ‌​‌ ‍‌‌ ​​‌‍‌‌​ ‌‌‍‍​‌‍‌‌‌‍​‌‌‍‌​‌‍‌‌‌ ​‍​ ‍ ‌ ​​‌‍​‌‌ ‌​‌‍‍​​ ‌‌ ​‍‌‍‍‌‌‍‌ ‌‍‍​‌ ‌​‌​ ‌‌‍‌‌‌‍ ‍‌ ‌‌‌ ​ ​‍‌‌​ ‌‌‌​​‍‌‌ ‌‍‍ ‌‍‌‌‌ ‍‌​‍‌‌​ ​ ‌​‌​​‍‌‌​ ​ ‌​‌​​‍‌‌​ ​‍​ ​‍​ ‍​​ ​‌​ ​‍​ ‌ ​ ​​​ ​‍​ ​‍‌‍‌‍​ ‌​​ ‍​​ ​‍​ ​​​‍‌‌​ ​‍​ ​‍​‍‌‌​ ‌‌‌​‌​​‍ ‍‌ ‌​‌‍‌‌‌ ‍​‌ ‌​​ ‌‍​‍‌‍​‌‌ ​ ‌‍‌‌‌‌‌‌‌ ​‍‌‍ ​​ ‌‌‍‍​‌ ‌​‌ ‌​‌ ​​​‍‌‌​ ​ ‌​​‌​‍‌‌​ ​‍‌​‌‍​‍‌‌​ ​‍‌​‌‍‌‍ ​‌‍ ‌‍​ ‌‍​‌‌‍ ​‌‍‍​‌‍ ‌ ​ ‌ ‌​​‍‌‌​ ​ ‌​​‌​ ​ ​ ​ ​ ​ ​ ​ ​‍‌‍‌‍‍‌‌‍‌​​ ‌‌ ​ ‌‍‍‌‌ ‌​‌‍‌‌‌​‍​‌‍‌‌‌‍​‌‌‍‌​‌‍‌‌‌ ​‍​‍‌‍‌ ‌​‌ ‍‌‌ ​​‌‍‌‌​ ‌‌‍‍​‌‍‌‌‌‍​‌‌‍‌​‌‍‌‌‌ ​‍​‍‌‍‌ ​​‌‍​‌‌ ‌​‌‍‍​​ ‌‌ ​‍‌‍‍‌‌‍‌ ‌‍‍​‌ ‌​‌​ ‌‌‍‌‌‌‍ ‍‌ ‌‌‌ ​ ​‍‌‌​ ‌‌‌​​‍‌‌ ‌‍‍ ‌‍‌‌‌ ‍‌​‍‌‌​ ​ ‌​‌​​‍‌‌​ ​ ‌​‌​​‍‌‌​ ​‍​ ​‍​ ‍​​ ​‌​ ​‍​ ‌ ​ ​​​ ​‍​ ​‍‌‍‌‍​ ‌​​ ‍​​ ​‍​ ​​​‍‌‌​ ​‍​ ​‍​‍‌‌​ ‌‌‌​‌​​‍ ‍‌ ‌​‌‍‌‌‌ ‍​‌ ‌​​‍‌‍‌ ​​‌‍‌‌‌ ​‍‌ ​ ‌ ​​‌‍‌‌‌‍​ ‌ ‌​‌‍‍‌‌ ‌‍‌‍‌‌​ ‌‌ ​​‌ ‌‌‌‍​‍‌‍ ​‌‍‍‌‌ ​ ‌‍‍​‌‍‌‌‌‍‌​​‍​‍‌ ‌
Support​​​​‌ ‍ ​‍​‍‌‍ ‌ ​‍‌‍‍‌‌‍‌ ‌‍‍‌‌‍ ‍​‍​‍​ ‍‍​‍​‍‌ ​ ‌‍​‌‌‍ ‍‌‍‍‌‌ ‌​‌ ‍‌​‍ ‍‌‍‍‌‌‍ ​‍​‍​‍ ​​‍​‍‌‍‍​‌ ​‍‌‍‌‌‌‍‌‍​‍​‍​ ‍‍​‍​‍‌‍‍​‌ ‌​‌ ‌​‌ ​​​ ‍‍​‍ ​‍ ‌‍ ​‌‍ ‌‍​ ‌‍​‌‌‍ ​‌‍‍​‌‍ ‌ ​ ‌ ‌​​ ‍‍​ ​ ​ ​ ​ ​ ​ ​ ​‍ ‌‍‍‌‌‍ ‍‌ ‌​‌‍‌‌‌‍ ‍‌ ‌​​‍ ‌‍‌‌‌‍‌​‌‍‍‌‌ ‌​​‍ ‌‍ ‌‌‍ ‌‍‌​‌‍‌‌​ ‌‌ ​​‌ ​‍‌‍‌‌‌ ​ ‌‍‌‌‌‍ ‍‌ ‌​‌‍​‌‌ ‌​‌‍‍‌‌‍ ‌‍ ‍​ ‍ ‌‍‍‌‌‍‌​​ ‌‌ ​ ‌‍‍‌‌ ‌​‌‍‌‌‌​‍​‌‍‌‌‌‍​‌‌‍‌​‌‍‌‌‌ ​‍​ ‍ ‌ ‌​‌ ‍‌‌ ​​‌‍‌‌​ ‌‌‍‍​‌‍‌‌‌‍​‌‌‍‌​‌‍‌‌‌ ​‍​ ‍ ‌ ​​‌‍​‌‌ ‌​‌‍‍​​ ‌‌ ​‍‌‍‍‌‌‍‌ ‌‍‍​‌ ‌​‌​ ‌‌‍‌‌‌‍ ‍‌ ‌‌‌ ​ ​‍‌‌​ ‌‌‌​​‍‌‌ ‌‍‍ ‌‍‌‌‌ ‍‌​‍‌‌​ ​ ‌​‌​​‍‌‌​ ​ ‌​‌​​‍‌‌​ ​‍​ ​‍​ ‍​​ ​‍​ ‌ ‌‍‌‌​ ​‌‌‍​‍‌‍‌​​ ‍‌​ ‌​‌‍​ ​ ‌ ​ ‌ ​‍‌‌​ ​‍​ ​‍​‍‌‌​ ‌‌‌​‌​​‍ ‍‌ ‌​‌‍‌‌‌ ‍​‌ ‌​​ ‌‍​‍‌‍​‌‌ ​ ‌‍‌‌‌‌‌‌‌ ​‍‌‍ ​​ ‌‌‍‍​‌ ‌​‌ ‌​‌ ​​​‍‌‌​ ​ ‌​​‌​‍‌‌​ ​‍‌​‌‍​‍‌‌​ ​‍‌​‌‍‌‍ ​‌‍ ‌‍​ ‌‍​‌‌‍ ​‌‍‍​‌‍ ‌ ​ ‌ ‌​​‍‌‌​ ​ ‌​​‌​ ​ ​ ​ ​ ​ ​ ​ ​‍‌‍‌‍‍‌‌‍‌​​ ‌‌ ​ ‌‍‍‌‌ ‌​‌‍‌‌‌​‍​‌‍‌‌‌‍​‌‌‍‌​‌‍‌‌‌ ​‍​‍‌‍‌ ‌​‌ ‍‌‌ ​​‌‍‌‌​ ‌‌‍‍​‌‍‌‌‌‍​‌‌‍‌​‌‍‌‌‌ ​‍​‍‌‍‌ ​​‌‍​‌‌ ‌​‌‍‍​​ ‌‌ ​‍‌‍‍‌‌‍‌ ‌‍‍​‌ ‌​‌​ ‌‌‍‌‌‌‍ ‍‌ ‌‌‌ ​ ​‍‌‌​ ‌‌‌​​‍‌‌ ‌‍‍ ‌‍‌‌‌ ‍‌​‍‌‌​ ​ ‌​‌​​‍‌‌​ ​ ‌​‌​​‍‌‌​ ​‍​ ​‍​ ‍​​ ​‍​ ‌ ‌‍‌‌​ ​‌‌‍​‍‌‍‌​​ ‍‌​ ‌​‌‍​ ​ ‌ ​ ‌ ​‍‌‌​ ​‍​ ​‍​‍‌‌​ ‌‌‌​‌​​‍ ‍‌ ‌​‌‍‌‌‌ ‍​‌ ‌​​‍‌‍‌ ​​‌‍‌‌‌ ​‍‌ ​ ‌ ​​‌‍‌‌‌‍​ ‌ ‌​‌‍‍‌‌ ‌‍‌‍‌‌​ ‌‌ ​​‌ ‌‌‌‍​‍‌‍ ​‌‍‍‌‌ ​ ‌‍‍​‌‍‌‌‌‍‌​​‍​‍‌ ‌
Open search modal